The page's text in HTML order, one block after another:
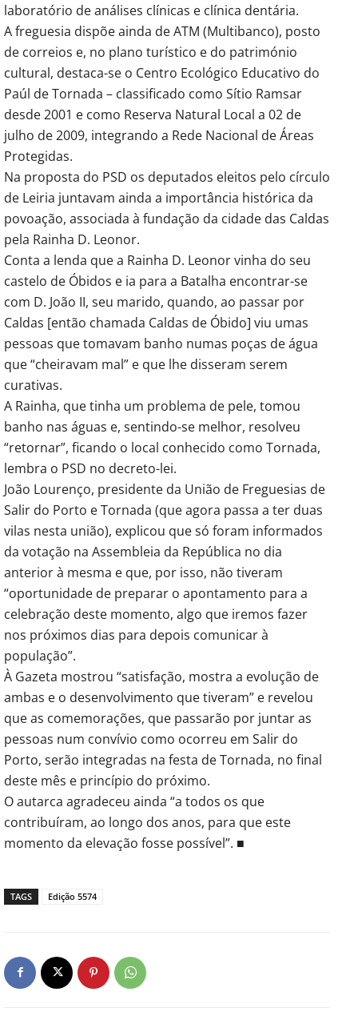
laboratório de análises clínicas e clínica dentária.
A freguesia dispõe ainda de ATM (Multibanco), posto
de correios e, no plano turístico e do património
cultural, destaca-se o Centro Ecológico Educativo do
Paúl de Tornada – classificado como Sítio Ramsar
desde 2001 e como Reserva Natural Local a 02 de
julho de 2009, integrando a Rede Nacional de Áreas
Protegidas.
Na proposta do PSD os deputados eleitos pelo círculo
de Leiria juntavam ainda a importância histórica da
povoação, associada à fundação da cidade das Caldas
pela Rainha D. Leonor.
Conta a lenda que a Rainha D. Leonor vinha do seu
castelo de Óbidos e ia para a Batalha encontrar-se
com D. João II, seu marido, quando, ao passar por
Caldas [então chamada Caldas de Óbido] viu umas
pessoas que tomavam banho numas poças de água
que “cheiravam mal” e que lhe disseram serem
curativas.
A Rainha, que tinha um problema de pele, tomou
banho nas águas e, sentindo-se melhor, resolveu
“retornar”, ficando o local conhecido como Tornada,
lembra o PSD no decreto-lei.
João Lourenço, presidente da União de Freguesias de
Salir do Porto e Tornada (que agora passa a ter duas
vilas nesta união), explicou que só foram informados
da votação na Assembleia da República no dia
anterior à mesma e que, por isso, não tiveram
“oportunidade de preparar o apontamento para a
celebração deste momento, algo que iremos fazer
nos próximos dias para depois comunicar à
população”.
À Gazeta mostrou “satisfação, mostra a evolução de
ambas e o desenvolvimento que tiveram” e revelou
que as comemorações, que passarão por juntar as
pessoas num convívio como ocorreu em Salir do
Porto, serão integradas na festa de Tornada, no final
deste mês e princípio do próximo.
O autarca agradeceu ainda “a todos os que
contribuíram, ao longo dos anos, para que este
momento da elevação fosse possível”. ■
TAGS Edição 5574